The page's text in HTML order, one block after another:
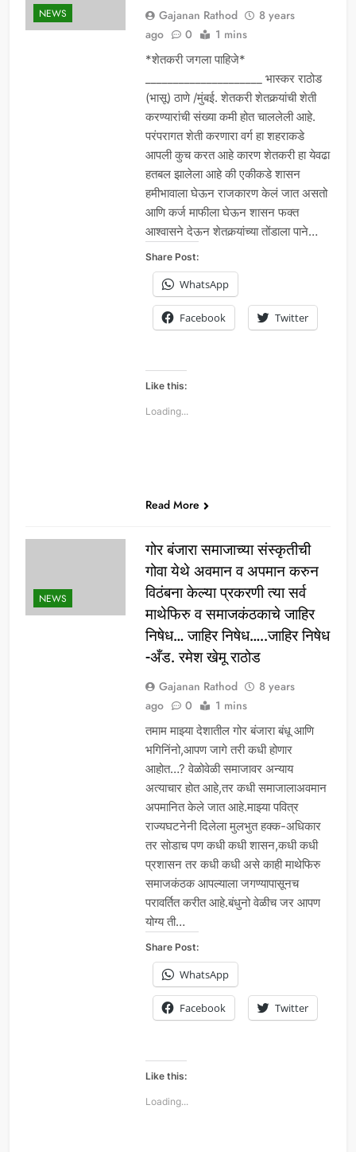
NEWS Gajanan Rathod
8 years
ago
0 1 mins
*शेतकरी जगला पाहिजे*
_____________________ भास्कर राठोड
(भासू) ठाणे /मुंबई. शेतकरी शेतकर्‍यांची शेती
करण्यारांची संख्या कमी होत चाललेली आहे.
परंपरागत शेती करणारा वर्ग हा शहराकडे
आपली कुच करत आहे कारण शेतकरी हा येवढा
हतबल झालेला आहे की एकीकडे शासन
हमीभावाला घेऊन राजकारण केलं जात असतो
आणि कर्ज माफीला घेऊन शासन फक्त
आश्वासने देऊन शेतकर्‍यांच्या तोंडाला पाने…
Share Post:
WhatsApp
Facebook Twitter
Like this:
Loading...
Read More
NEWS
गोर बंजारा समाजाच्या संस्कृतीची
गोवा येथे अवमान व अपमान करुन
विठंबना केल्या प्रकरणी त्या सर्व
माथेफिरु व समाजकंठकाचे जाहिर
निषेध… जाहिर निषेध…..जाहिर निषेध
-अँड. रमेश खेमू राठोड
Gajanan Rathod
8 years
ago
0 1 mins
तमाम माझ्या देशातील गोर बंजारा बंधू आणि
भगिनिंनो,आपण जागे तरी कधी होणार
आहोत…? वेळोवेळी समाजावर अन्याय
अत्याचार होत आहे,तर कधी समाजालाअवमान
अपमानित केले जात आहे.माझ्या पवित्र
राज्यघटनेनी दिलेला मुलभुत हक्क-अधिकार
तर सोडाच पण कधी कधी शासन,कधी कधी
प्रशासन तर कधी कधी असे काही माथेफिरु
समाजकंठक आपल्याला जगण्यापासूनच
परावर्तित करीत आहे.बंधुनो वेळीच जर आपण
योग्य ती…
Share Post:
WhatsApp
Facebook Twitter
Like this:
Loading...